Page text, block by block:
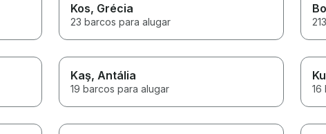
Kos, Grécia
23 barcos para alugar
Kaş, Antália
19 barcos para alugar 16